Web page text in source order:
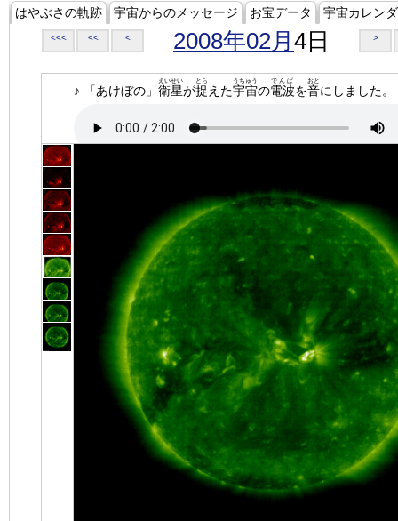
はやぶさの軌跡 宇宙からのメッセージ お宝データ 宇宙カレン
<<< << < 2008年02月 4日 >
♪ 「あけぼの」 衛星
えいせい
が捉
とら
えた宇宙
うちゅう
の電波
でんぱ
を音
おと
にしました。